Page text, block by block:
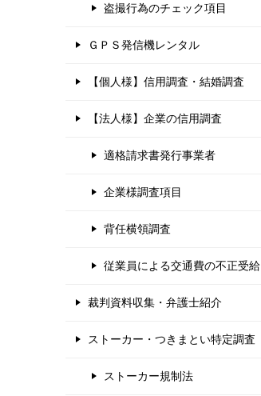
盗撮行為のチェック項目
ＧＰＳ発信機レンタル
【個人様】信用調査・結婚調査
【法人様】企業の信用調査
適格請求書発行事業者
企業様調査項目
背任横領調査
従業員による交通費の不正受給
裁判資料収集・弁護士紹介
ストーカー・つきまとい特定調査
ストーカー規制法